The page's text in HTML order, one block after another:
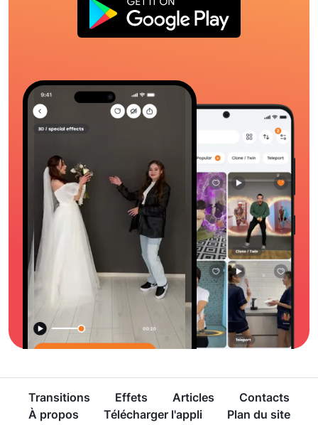
Transitions Effets Articles
Contacts
À propos
Télécharger l'appli Plan du site